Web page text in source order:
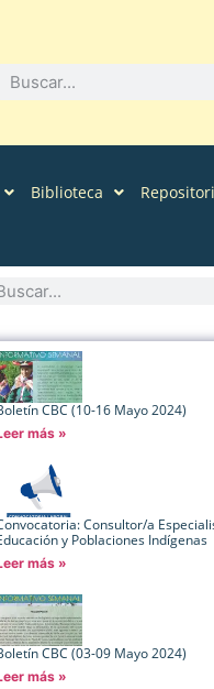
Biblioteca
CBC (10-16 Mayo 2024)
más »
Consultor/a
y Poblaciones Indígenas
más »
CBC (03-09 Mayo 2024)
más »